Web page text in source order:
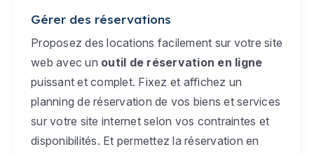
Gérer des réservations
Proposez des locations facilement sur votre site
web avec un outil de réservation en ligne
puissant et complet. Fixez et affichez un
planning de réservation de vos biens et services
sur votre site internet selon vos contraintes et
disponibilités. Et permettez la réservation en